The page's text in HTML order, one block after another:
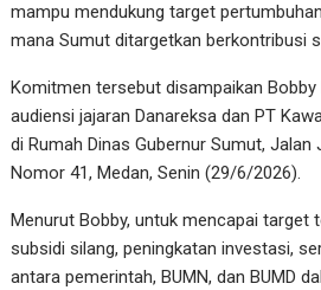
mampu mendukung target
mana Sumut ditargetkan berkontribusi
Komitmen tersebut disampaikan
audiensi jajaran Danareksa dan PT
di Rumah Dinas Gubernur Sumut, Jalan
Nomor 41, Medan, Senin (29/6/2026).
Menurut Bobby, untuk mencapai target
subsidi silang, peningkatan investasi,
antara pemerintah, BUMN, dan BUMD